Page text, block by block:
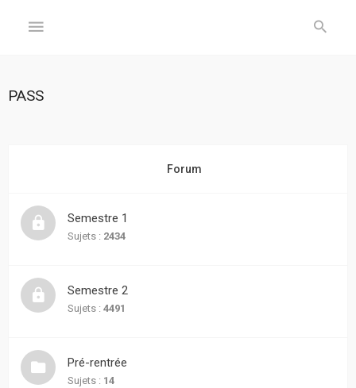
FORUM
Sujets
sans
réponse
actifs
PASS
Forum
Semestre 1
Sujets : 2434
Semestre 2
Sujets : 4491
Pré-rentrée
Sujets : 14